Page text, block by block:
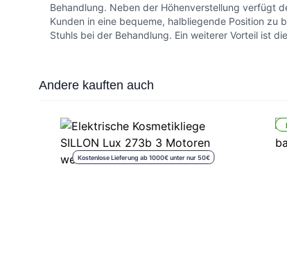
Behandlung. Neben der Höhenverstellung verfügt
Kunden in eine bequeme, halbliegende Position
Stuhls bei der Behandlung. Ein weiterer Vorteil ist
Press to skip carousel
Andere kauften auch
Kostenlose Lieferung ab 1000€ unter nur 50€